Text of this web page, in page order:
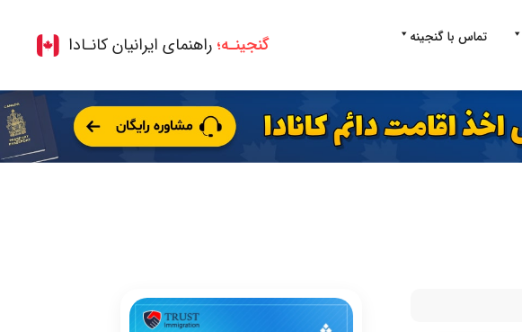
تماس با گنجینه گنجینـه؛ راهنمای ایرانیان کانـادا